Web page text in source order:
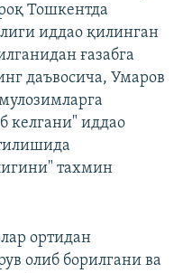
Тошкентда
иддао қилинган
ғазабга
даъвосича, Умаров
келгани" иддао
тахмин
ортидан
олиб борилгани ва